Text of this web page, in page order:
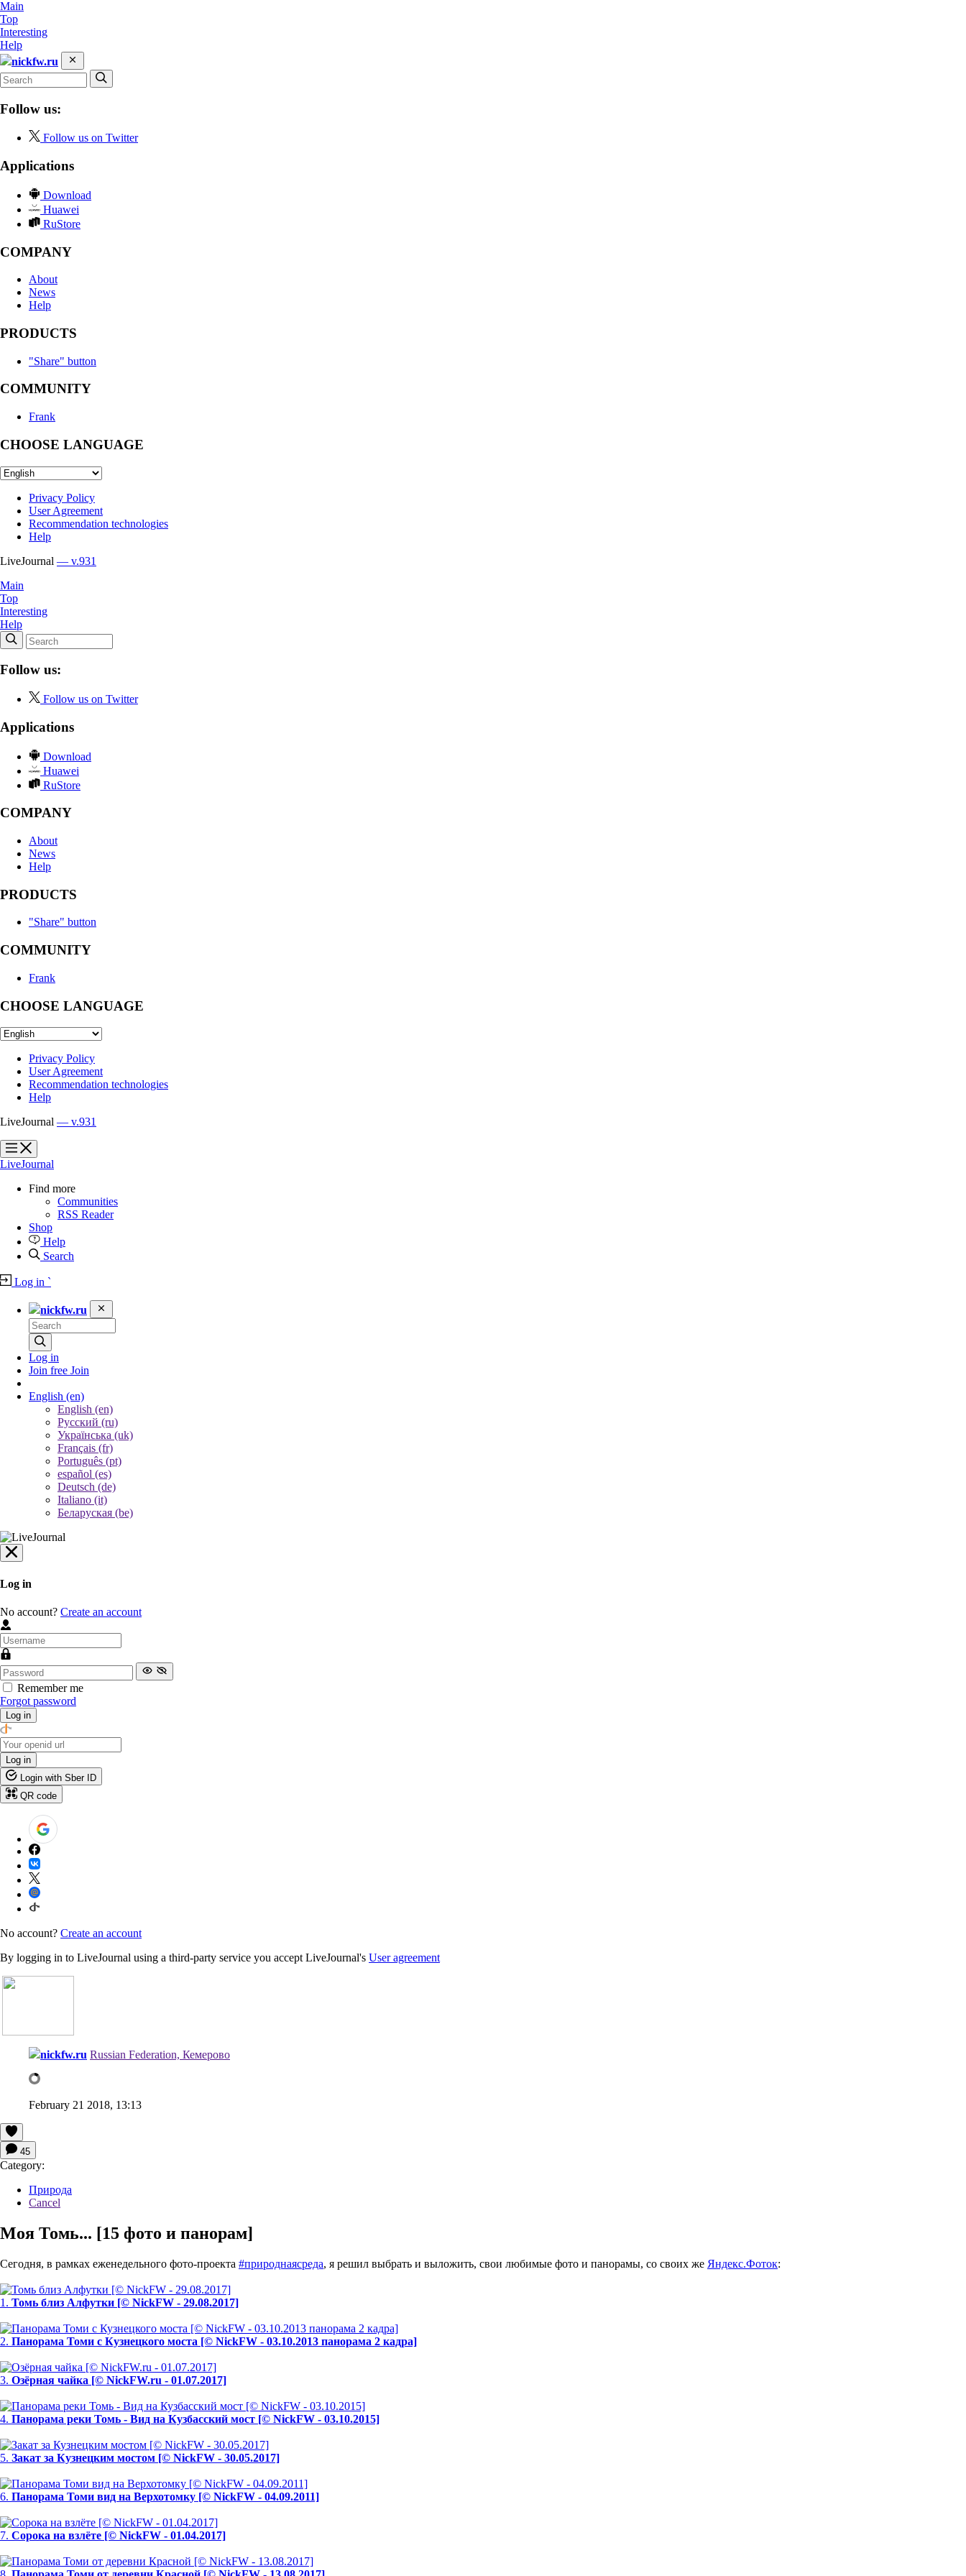
Main
Top
Interesting
Help
nickfw.ru
Follow us:
Follow us on Twitter
Applications
Download
Huawei
RuStore
COMPANY
About
News
Help
PRODUCTS
"Share" button
COMMUNITY
Frank
CHOOSE LANGUAGE
Privacy Policy
User Agreement
Recommendation technologies
Help
LiveJournal — v.931
Main
Top
Interesting
Help
Follow us:
Follow us on Twitter
Applications
Download
Huawei
RuStore
COMPANY
About
News
Help
PRODUCTS
"Share" button
COMMUNITY
Frank
CHOOSE LANGUAGE
Privacy Policy
User Agreement
Recommendation technologies
Help
LiveJournal — v.931
?
?
LiveJournal
Find more
Communities
RSS Reader
Shop
Help
Search
Log in `
nickfw.ru
Log in
Join free Join
English (en)
English (en)
Русский (ru)
Українська (uk)
Français (fr)
Português (pt)
español (es)
Deutsch (de)
Italiano (it)
Беларуская (be)
Log in
No account? Create an account
Remember me
Forgot password
Log in
Log in
Login with Sber ID
QR code
No account? Create an account
By logging in to LiveJournal using a third-party service you accept LiveJournal's User agreement
nickfw.ru Russian Federation, Кемерово
February 21 2018, 13:13
45
Category:
Природа
Cancel
Моя Томь... [15 фото и панорам]
Сегодня, в рамках еженедельного фото-проекта #природнаясреда, я решил выбрать и выложить, свои любимые фото и панорамы, со своих же Яндекс.Фоток:
1. Томь близ Алфутки [© NickFW - 29.08.2017]
2. Панорама Томи с Кузнецкого моста [© NickFW - 03.10.2013 панорама 2 кадра]
3. Озёрная чайка [© NickFW.ru - 01.07.2017]
4. Панорама реки Томь - Вид на Кузбасский мост [© NickFW - 03.10.2015]
5. Закат за Кузнецким мостом [© NickFW - 30.05.2017]
6. Панорама Томи вид на Верхотомку [© NickFW - 04.09.2011]
7. Сорока на взлёте [© NickFW - 01.04.2017]